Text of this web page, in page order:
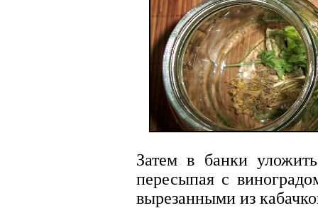
Затем в банки
пересыпая с
вырезанными из